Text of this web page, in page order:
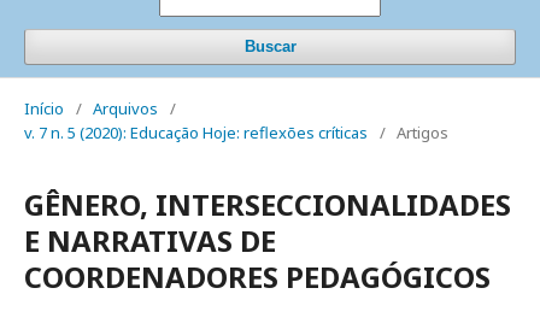
Buscar
Início / Arquivos
/
v. 7 n. 5 (2020): Educação Hoje: reflexões críticas
/ Artigos
GÊNERO, INTERSECCIONALIDADES
E NARRATIVAS DE
COORDENADORES PEDAGÓGICOS